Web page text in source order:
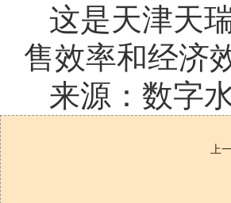
这是天津天
售效率和经济
来源：数字
上